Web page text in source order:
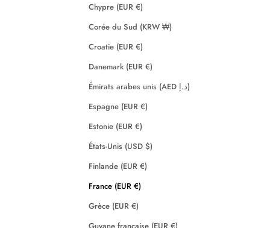
Chypre (EUR €)
Corée du Sud (KRW ₩)
Croatie (EUR €)
Danemark (EUR €)
Émirats arabes unis (AED د.إ)
Espagne (EUR €)
Estonie (EUR €)
États-Unis (USD $)
Finlande (EUR €)
France (EUR €)
Grèce (EUR €)
Guyane française (EUR €)